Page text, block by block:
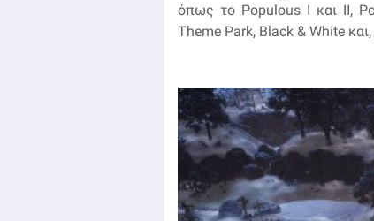
όπως το Populous I και ΙΙ,
Theme Park, Black & White